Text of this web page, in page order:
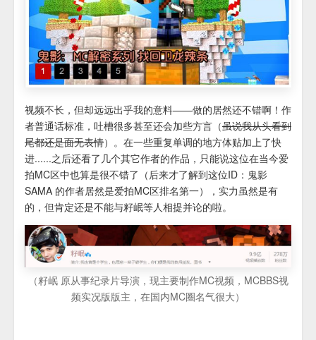
视频不长，但却远远出乎我的意料——做的居然还不错啊！ 作
者普通话标准，吐槽很多甚至还会加些方言（虽说我从头看到
尾都还是面无表情）。在一些重复单调的地方体贴加上了快
进......之后还看了几个其它作者的作品，只能说这位在当今爱
拍MC区中也算是很不错了（后来才了解到这位ID：鬼影
SAMA 的作者居然是爱拍MC区排名第一），实力虽然是有
的，但肯定还是不能与籽岷等人相提并论的啦。
（籽岷 原从事纪录片导演，现主要制作MC视频，MCBBS视
频实况版版主，在国内MC圈名气很大）